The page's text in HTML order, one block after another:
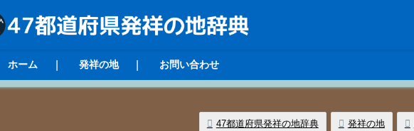
ホーム 発祥の地 お問い合わせ
47都道府県発祥の地辞典 発祥の地